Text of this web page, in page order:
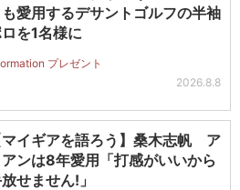
も愛用するデサントゴルフの半袖
を1名様に
プレゼント
2026.8.8
マイギアを語ろう】桑木志帆 ア
ンは8年愛用「打感がいいから
せません!」